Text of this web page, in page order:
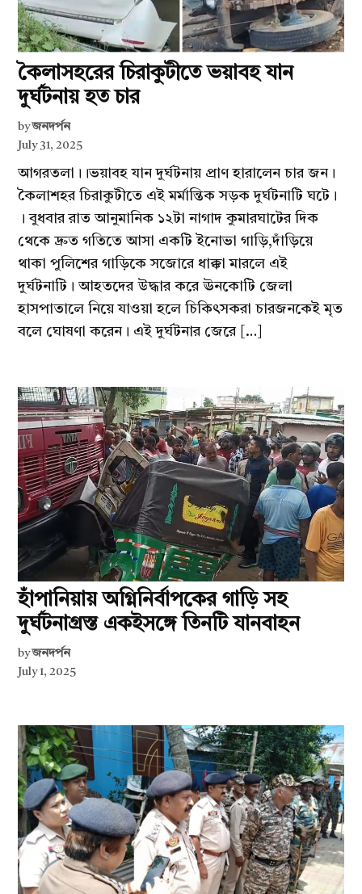
কৈলাসহরের চিরাকুটীতে ভয়াবহ যান
দুর্ঘটনায় হত চার
by জনদর্পন
July 31, 2025
আগরতলা।।ভয়াবহ যান দুর্ঘটনায় প্রাণ হারালেন চার জন।
কৈলাশহর চিরাকুটীতে এই মর্মান্তিক সড়ক দুর্ঘটনাটি ঘটে।
। বুধবার রাত আনুমানিক ১২টা নাগাদ কুমারঘাটের দিক
থেকে দ্রুত গতিতে আসা একটি ইনোভা গাড়ি,দাঁড়িয়ে
থাকা পুলিশের গাড়িকে সজোরে ধাক্কা মারলে এই
দুর্ঘটনাটি। আহতদের উদ্ধার করে ঊনকোটি জেলা
হাসপাতালে নিয়ে যাওয়া হলে চিকিৎসকরা চারজনকেই মৃত
বলে ঘোষণা করেন। এই দুর্ঘটনার জেরে […]
হাঁপানিয়ায় অগ্নিনির্বাপকের গাড়ি সহ
দুর্ঘটনাগ্রস্ত একইসঙ্গে তিনটি যানবাহন
by জনদর্পন
July 1, 2025